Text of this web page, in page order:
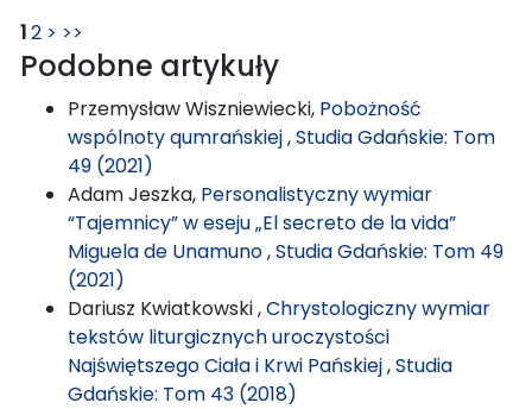
12 > >>
Podobne artykuły
Przemysław Wiszniewiecki, Pobożność
wspólnoty qumrańskiej,Studia Gdańskie: Tom
49 (2021)
Adam Jeszka, Personalistyczny wymiar
“Tajemnicy” w eseju „El secreto de la vida”
Miguela de Unamuno,Studia Gdańskie: Tom 49
(2021)
Dariusz Kwiatkowski ,Chrystologiczny wymiar
tekstów liturgicznych uroczystości
Najświętszego Ciała i Krwi Pańskiej,Studia
Gdańskie: Tom 43 (2018)